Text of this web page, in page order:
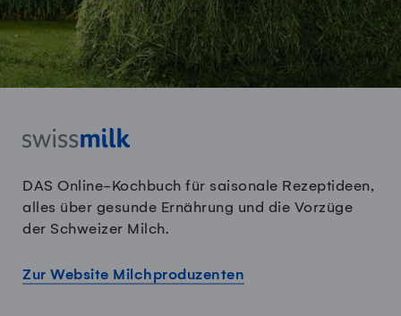
DAS Online-Kochbuch für saisonale Rezeptideen,
alles über gesunde Ernährung und die Vorzüge
der Schweizer Milch.
Zur Website Milchproduzenten